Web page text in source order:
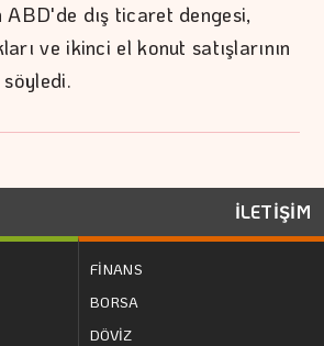
ABD'de dış ticaret dengesi,
ve ikinci el konut satışlarının
İLETİŞİM
FİNANS
BORSA
DÖVİZ